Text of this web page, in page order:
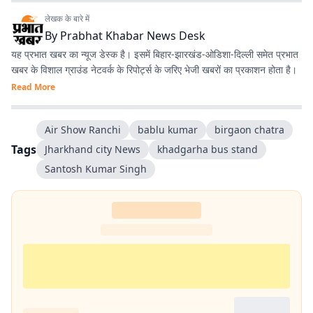
लेखक के बारे में
By Prabhat Khabar News Desk
यह प्रभात खबर का न्यूज डेस्क है। इसमें बिहार-झारखंड-ओडिशा-दिल्‍ली समेत प्रभात
खबर के विशाल ग्राउंड नेटवर्क के रिपोर्ट्स के जरिए भेजी खबरों का प्रकाशन होता है।
Read More
Tags
Air Show Ranchi bablu kumar
birgaon chatra
Jharkhand city News
khadgarha bus stand
Santosh Kumar Singh